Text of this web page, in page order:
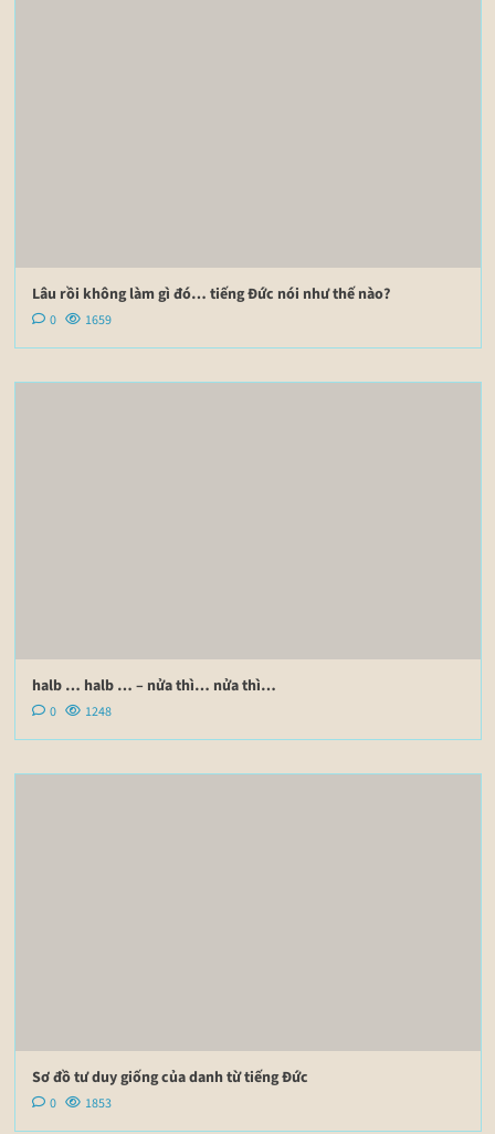
Lâu rồi không làm gì đó… tiếng Đức nói như thế nào?
0 1659
halb … halb … – nửa thì… nửa thì…
0 1248
Sơ đồ tư duy giống của danh từ tiếng Đức
0 1853